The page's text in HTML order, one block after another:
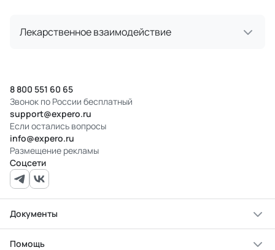
Лекарственное взаимодействие
8 800 551 60 65
Звонок по России бесплатный
support@expero.ru
Если остались вопросы
info@expero.ru
Размещение рекламы
Соцсети
Документы
Помощь